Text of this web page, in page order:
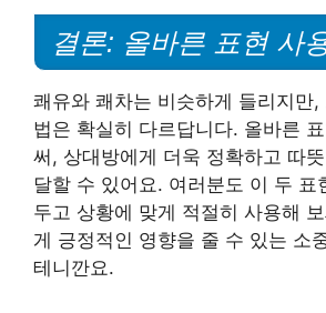
결론: 올바른 표현 사
쾌유와 쾌차는 비슷하게 들리지만,
법은 확실히 다르답니다. 올바른
써, 상대방에게 더욱 정확하고 따
달할 수 있어요. 여러분도 이 두 표
두고 상황에 맞게 적절히 사용해
게 긍정적인 영향을 줄 수 있는 소
테니깐요.